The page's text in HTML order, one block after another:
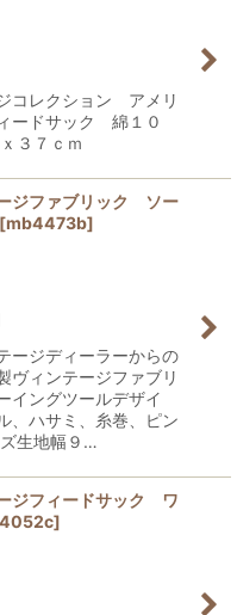
コレクション アメリ
ードサック 綿１０
３７ｃｍ
ジファブリック ソー
[mb4473b]
ージディーラーからの
ィンテージファブリ
ングツールデザイ
ハサミ、糸巻、ピン
生地幅９…
ジフィードサック ワ
]